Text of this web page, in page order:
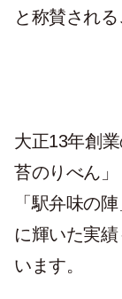
と称賛され
大正13年創
苔のりべん
「駅弁味の
に輝いた実
います。